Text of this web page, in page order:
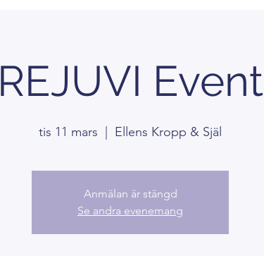
REJUVI Event
tis 11 mars Ellens Kropp & Själ
Anmälan är stängd
Se andra evenemang